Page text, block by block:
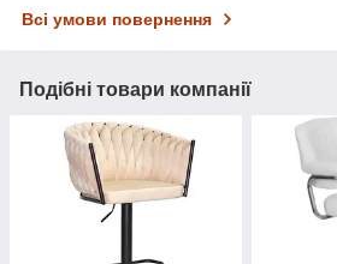
Всі умови повернення
Подібні товари компанії